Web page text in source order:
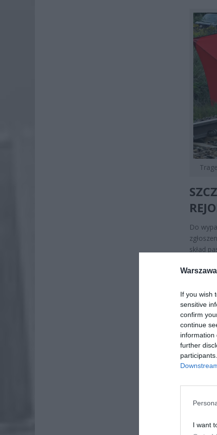
If you wish
sensitive
confirm
continue
information
further
I want
Do
skład
stolicy